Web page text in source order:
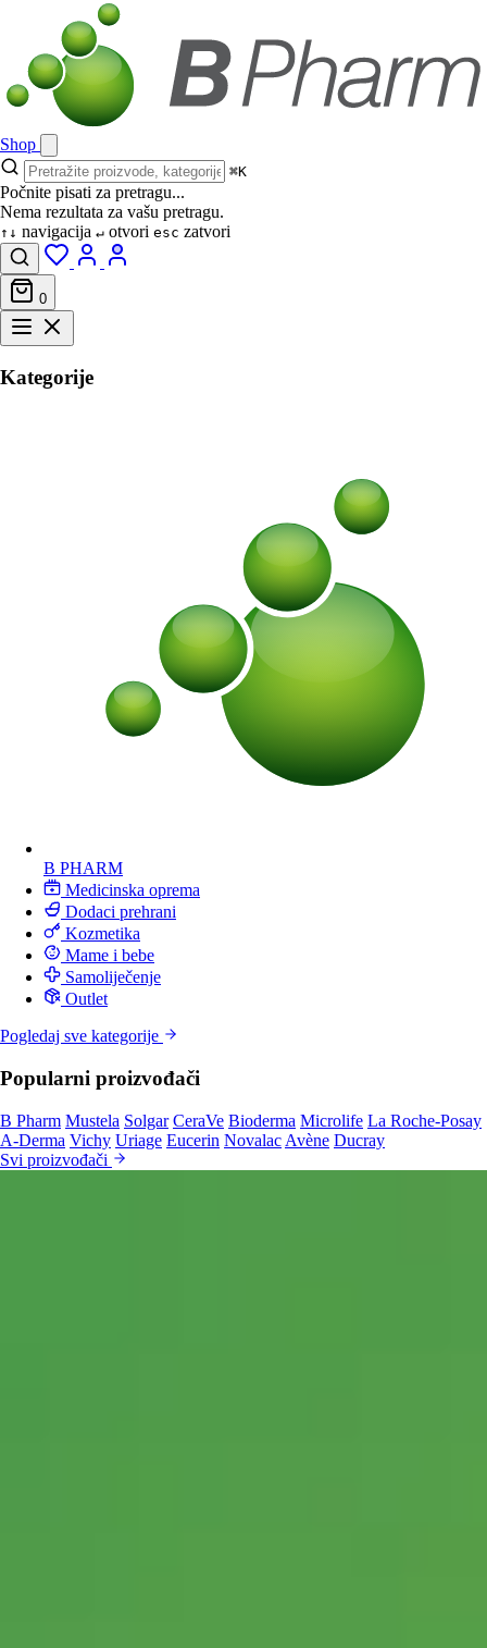
Shop
⌘K
Počnite pisati za pretragu...
Nema rezultata za vašu pretragu.
↑↓ navigacija ↵ otvori esc zatvori
0
Kategorije
B PHARM
Medicinska oprema
Dodaci prehrani
Kozmetika
Mame i bebe
Samoliječenje
Outlet
Pogledaj sve kategorije
Popularni proizvođači
B Pharm Mustela Solgar CeraVe Bioderma Microlife La Roche-Posay
A-Derma Vichy Uriage Eucerin Novalac Avène Ducray
Svi proizvođači